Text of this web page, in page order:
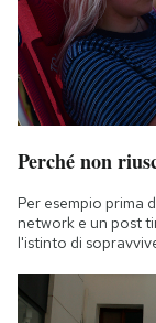
Perché non
Per esempio prima
network e un post
l'istinto di